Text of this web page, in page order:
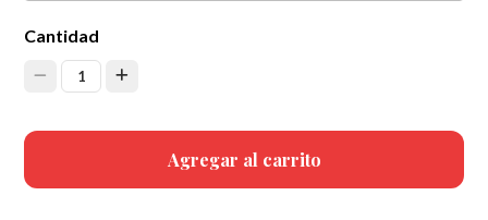
Cantidad
1
Agregar al carrito